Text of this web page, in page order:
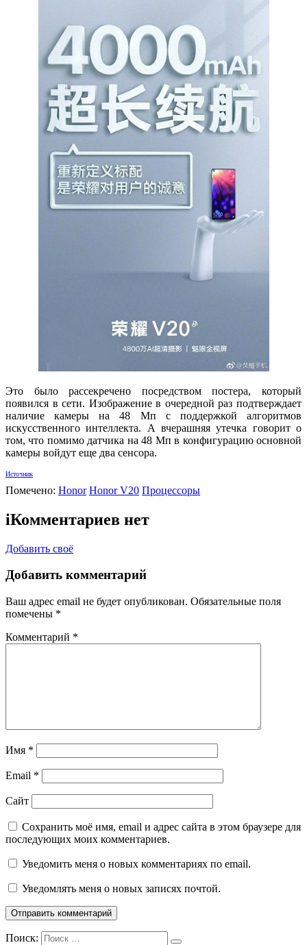
Это было рассекречено посредством постера, который
появился в сети. Изображение в очередной раз подтверждает
наличие камеры на 48 Мп с поддержкой алгоритмов
искусственного интеллекта. А вчерашняя утечка говорит о
том, что помимо датчика на 48 Мп в конфигурацию основной
камеры войдут еще два сенсора.
Источник
Помечено: Honor Honor V20 Процессоры
iКомментариев нет
Добавить своё
Добавить комментарий
Ваш адрес email не будет опубликован. Обязательные поля
помечены *
Комментарий *
Имя *
Email *
Сайт
Сохранить моё имя, email и адрес сайта в этом браузере для
последующих моих комментариев.
Уведомить меня о новых комментариях по email.
Уведомлять меня о новых записях почтой.
Поиск: